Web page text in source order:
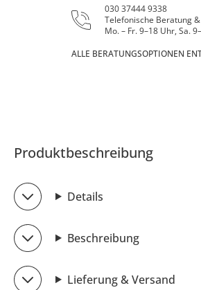
030 37444 9338
Telefonische Beratung
Mo. – Fr. 9–18 Uhr, Sa.
ALLE BERATUNGSOPTIONEN
Produktbeschreibung
Details
Beschreibung
Lieferung & Versand